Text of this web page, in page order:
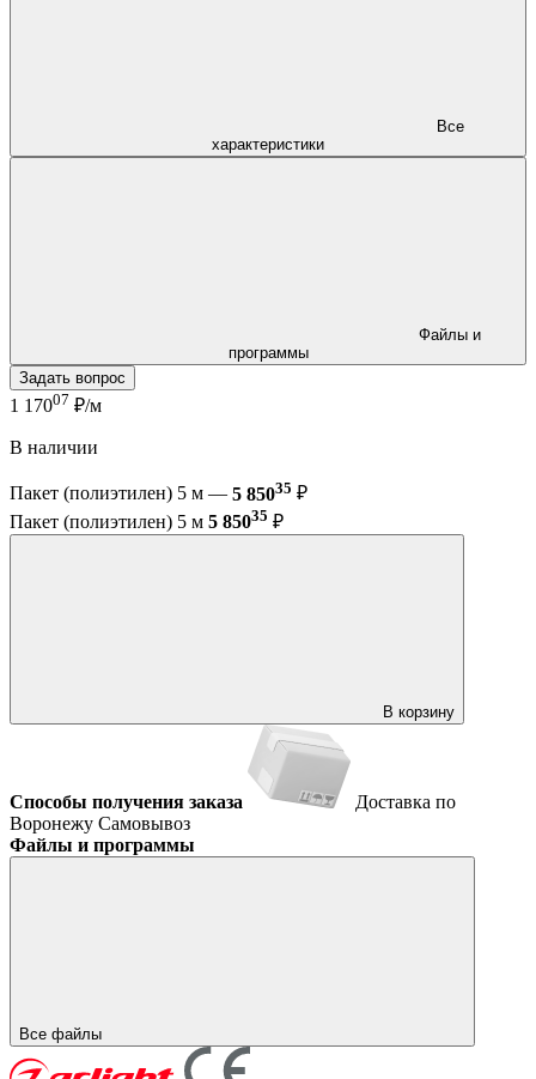
характеристики
программы
Задать вопрос
1 17007 ₽/м
В наличии
Пакет (полиэтилен) 5 м — 5 85035 ₽
Пакет (полиэтилен) 5 м 5 85035 ₽
В корзину
Способы получения заказа
Доставка по
Воронежу Самовывоз
Файлы и программы
Все файлы